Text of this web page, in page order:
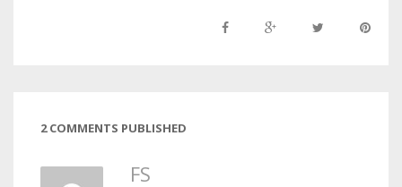
2 COMMENTS PUBLISHED
FS